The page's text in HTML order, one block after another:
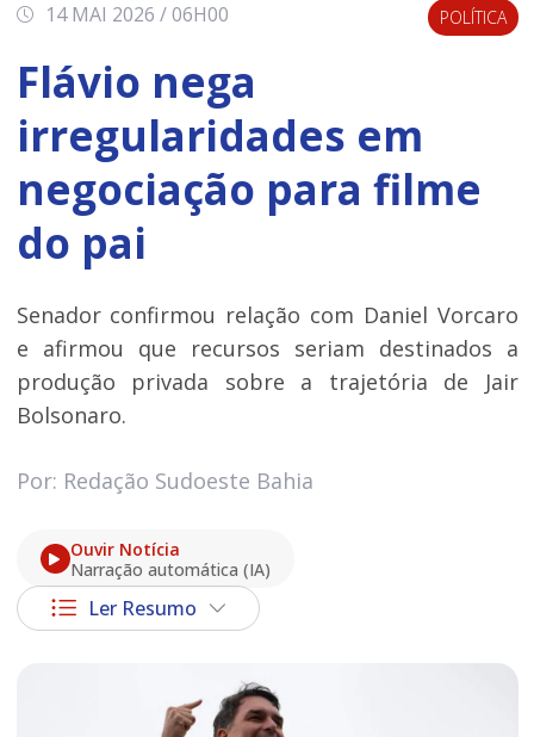
14 MAI 2026 / 06H00 POLÍTICA
Flávio nega
irregularidades em
negociação para filme
do pai
Senador confirmou relação com Daniel Vorcaro
e afirmou que recursos seriam destinados a
produção privada sobre a trajetória de Jair
Bolsonaro.
Por: Redação Sudoeste Bahia
Ouvir Notícia
Narração automática (IA)
Ler Resumo